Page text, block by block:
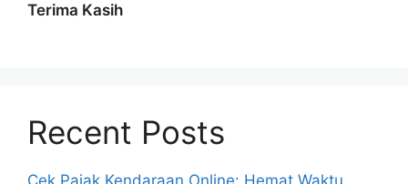
Terima Kasih
Recent Posts
Cek Pajak Kendaraan Online: Hemat Waktu,